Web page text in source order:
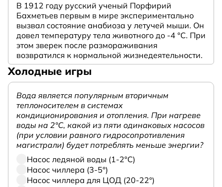
В 1912 году русский ученый Порфирий
Бахметьев первым в мире экспериментально
вызвал состояние анабиоза у летучей мыши. Он
довел температуру тела животного до -4 °C. При
этом зверек после размораживания
возвратился к нормальной жизнедеятельности.
Холодные игры
Вода является популярным вторичным
теплоносителем в системах
кондиционирования и отопления. При нагреве
воды на 2°С, какой из пяти одинаковых насосов
(при условии равного гидросопротивления
магистрали) будет потреблять меньше энергии?
Насос ледяной воды (1-2°С)
Насос чиллера (3-5°)
Насос чиллера для ЦОД (20-22°)